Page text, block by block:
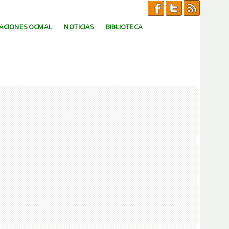
OCMAL NOTICIAS BIBLIOTECA